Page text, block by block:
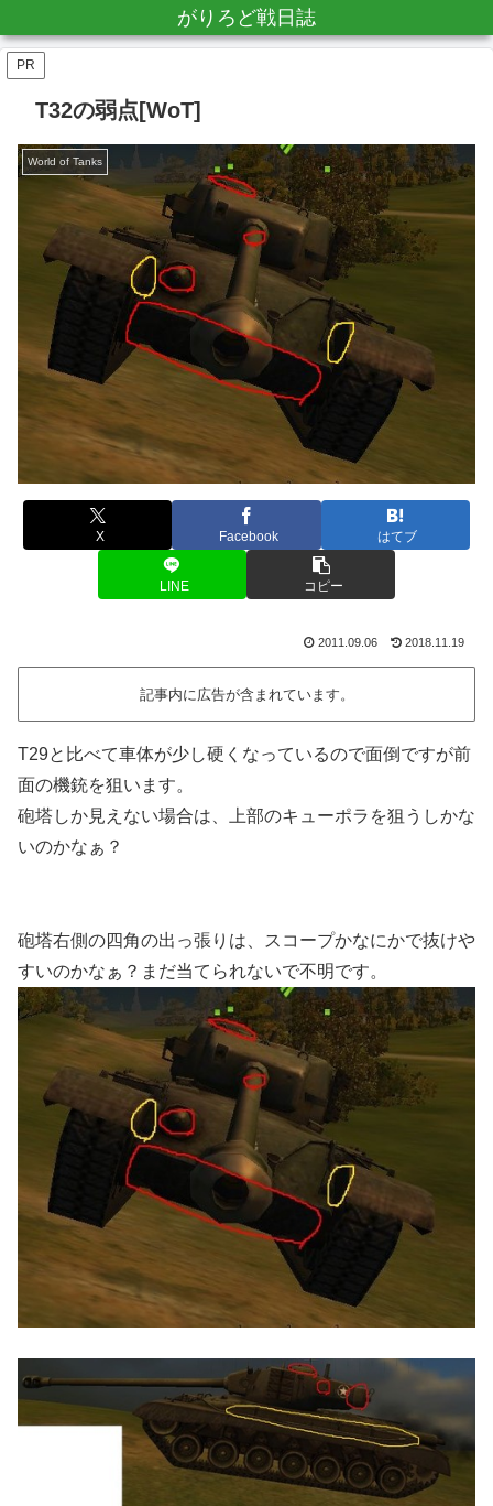
がりろど戦日誌
PR
T32の弱点[WoT]
World of Tanks
X Facebook はてブ
LINE コピー
2011.09.06 2018.11.19
記事内に広告が含まれています。
T29と比べて車体が少し硬くなっているので面倒ですが前
面の機銃を狙います。
砲塔しか見えない場合は、上部のキューポラを狙うしかな
いのかなぁ？
砲塔右側の四角の出っ張りは、スコープかなにかで抜けや
すいのかなぁ？まだ当てられないで不明です。